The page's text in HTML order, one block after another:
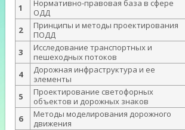
1
Нормативно-правовая база в сфере
ОДД
2
Принципы и методы проектирования
ПОДД
3
Исследование транспортных и
пешеходных потоков
4
Дорожная инфраструктура и ее
элементы
5
Проектирование светофорных
объектов и дорожных знаков
6
Методы моделирования дорожного
движения